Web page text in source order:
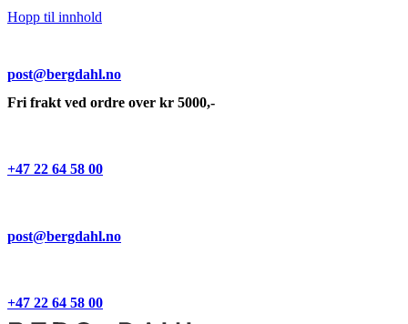
Hopp til innhold
post@bergdahl.no
Fri frakt ved ordre over kr 5000,-
+47 22 64 58 00
post@bergdahl.no
+47 22 64 58 00